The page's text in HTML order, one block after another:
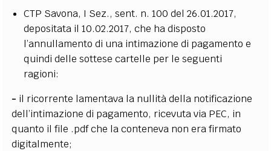
CTP Savona, I Sez., sent. n. 100 del 26.01.2017,
depositata il 10.02.2017, che ha disposto
l’annullamento di una intimazione di pagamento e
quindi delle sottese cartelle per le seguenti
ragioni:
- il ricorrente lamentava la nullità della notificazione
dell’intimazione di pagamento, ricevuta via PEC, in
quanto il file .pdf che la conteneva non era firmato
digitalmente;